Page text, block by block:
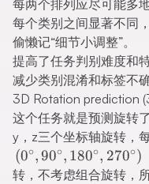
每两个排列应尽可能多
每个类别之间显著不同
偷懒记“细节小调整”。
提高了任务判别难度和
减少类别混淆和标签不确
3D Rotation prediction
这个任务就是预测旋转
y，z三个坐标轴旋转，
(0∘,90∘, 180∘, 270∘)
转，不考虑组合旋转，